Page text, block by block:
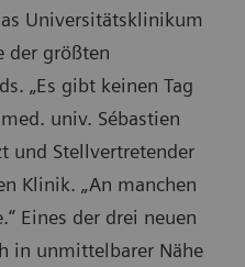
Universitätsklinikum
der größten
„Es gibt keinen Tag
univ. Sébastien
und Stellvertretender
Klinik. „An manchen
Eines der drei neuen
in unmittelbarer Nähe